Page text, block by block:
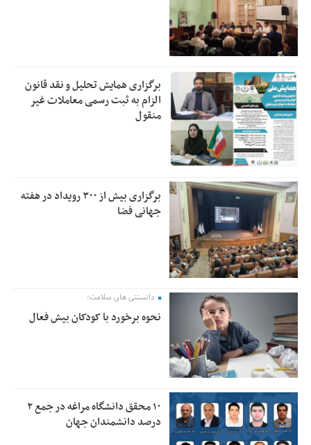
برگزاری همایش تحلیل و نقد قانون
الزام به ثبت رسمی معاملات غیر
منقول
برگزاری بیش از ۳۰۰ رویداد در هفته
جهانی فضا
دانستنی های سلامت؛
نحوه برخورد با کودکان بیش فعال
۱۰ محقق دانشگاه مراغه در جمع ۲
درصد دانشمندان جهان